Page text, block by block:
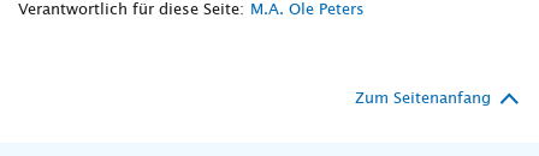
Verantwortlich für diese Seite: M.A. Ole Peters
Zum Seitenanfang